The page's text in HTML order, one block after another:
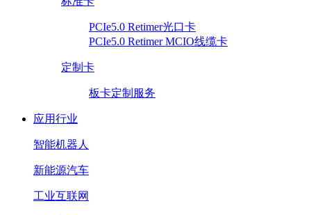
PCIe5.0 Retimer光口卡
PCIe5.0 Retimer MCIO线缆卡
定制卡
板卡定制服务
应用行业
智能机器人
新能源汽车
工业互联网